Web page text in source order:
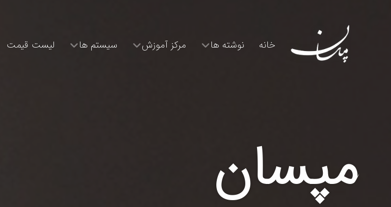
خانه نوشته ها مرکز آموزش سیستم ها لیست قیمت
مپسان